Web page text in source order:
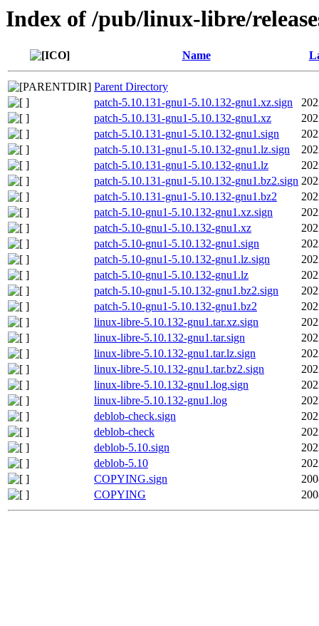
Index of /pub/linux-libre/
Name
Parent Directory
patch-5.10.131-gnu1-5.10.132-gnu1.xz.sign
patch-5.10.131-gnu1-5.10.132-gnu1.xz
patch-5.10.131-gnu1-5.10.132-gnu1.sign
patch-5.10.131-gnu1-5.10.132-gnu1.lz.sign
patch-5.10.131-gnu1-5.10.132-gnu1.lz
patch-5.10.131-gnu1-5.10.132-gnu1.bz2.sign
patch-5.10.131-gnu1-5.10.132-gnu1.bz2
patch-5.10-gnu1-5.10.132-gnu1.xz.sign
patch-5.10-gnu1-5.10.132-gnu1.xz
patch-5.10-gnu1-5.10.132-gnu1.sign
patch-5.10-gnu1-5.10.132-gnu1.lz.sign
patch-5.10-gnu1-5.10.132-gnu1.lz
patch-5.10-gnu1-5.10.132-gnu1.bz2.sign
patch-5.10-gnu1-5.10.132-gnu1.bz2
linux-libre-5.10.132-gnu1.tar.xz.sign
linux-libre-5.10.132-gnu1.tar.sign
linux-libre-5.10.132-gnu1.tar.lz.sign
linux-libre-5.10.132-gnu1.tar.bz2.sign
linux-libre-5.10.132-gnu1.log.sign
linux-libre-5.10.132-gnu1.log
deblob-check.sign
deblob-check
deblob-5.10.sign
deblob-5.10
COPYING.sign
COPYING